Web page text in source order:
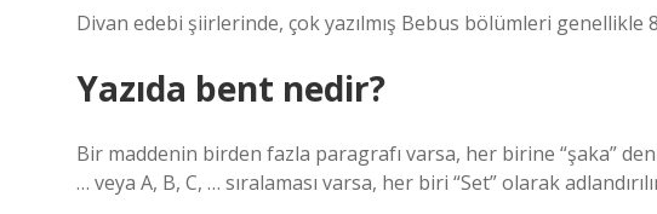
Divan edebi şiirlerinde, çok yazılmış Bebus bölümleri genellikle
Yazıda bent nedir?
Bir maddenin birden fazla paragrafı varsa, her birine “şaka”
… veya A, B, C, … sıralaması varsa, her biri “Set” olarak